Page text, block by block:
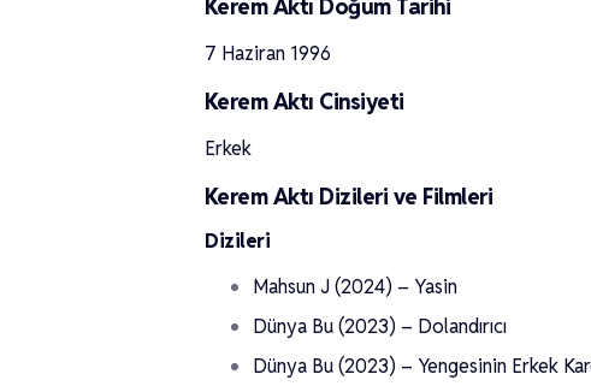
Kerem Aktı Doğum Tarihi
7 Haziran 1996
Kerem Aktı Cinsiyeti
Erkek
Kerem Aktı Dizileri ve Filmleri
Dizileri
Mahsun J (2024) – Yasin
Dünya Bu (2023) – Dolandırıcı
Dünya Bu (2023) – Yengesinin Erkek